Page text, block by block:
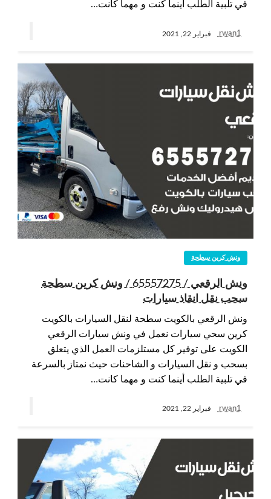
في تلبية الطلب أينما كنت و مهما كانت…
rwan1 فبراير 22, 2021
ونش كرين سطحة
ونش الرقعي / 65557275 / ونش كرين سطحة
سحب نقل انقاذ سيارات
ونش الرقعي بالكويت سطحة لنقل السيارات بالكويت
كرين سحي سيارات نعمل في ونش سيارات الرقعي
الكويت على توفير كل مستلزمات العمل الذي يتعلق
بسحب و نقل السيارات و الشاحنات حيث نمتاز بالسرعة
في تلبية الطلب أينما كنت و مهما كانت…
rwan1 فبراير 22, 2021